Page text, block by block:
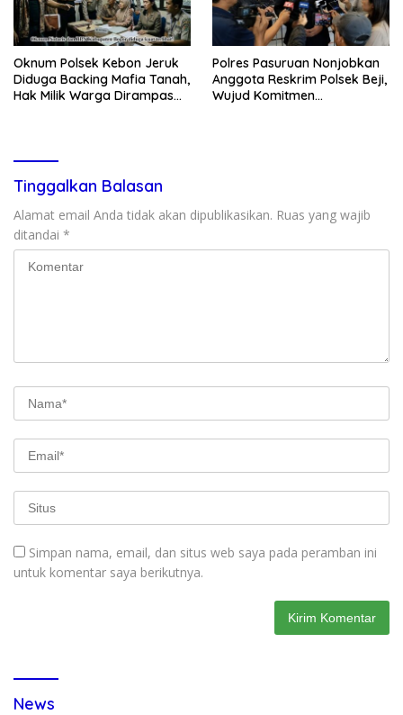
Oknum Polsek Kebon Jeruk
Diduga Backing Mafia Tanah,
Hak Milik Warga Dirampas
Polres Pasuruan Nonjobkan
Anggota Reskrim Polsek Beji,
Wujud Komitmen
Tinggalkan Balasan
Alamat email Anda tidak akan dipublikasikan. Ruas yang wajib
ditandai *
Simpan nama, email, dan situs web saya pada peramban ini
untuk komentar saya berikutnya.
News